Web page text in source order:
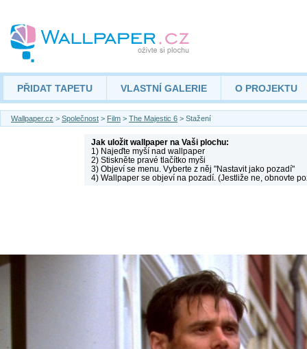
PŘIDAT TAPETU VLASTNÍ GALERIE O PROJEKTU
Wallpaper.cz > Společnost > Film > The Majestic 6 > Stažení
Jak uložit wallpaper na Vaši plochu:
1) Najeďte myší nad wallpaper
2) Stiskněte pravé tlačítko myši
3) Objeví se menu. Vyberte z něj "Nastavit jako pozadí"
4) Wallpaper se objeví na pozadí. (Jestliže ne, obnovte